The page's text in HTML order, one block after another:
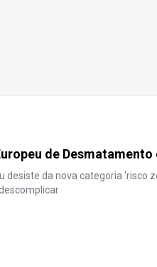
de Desmatamento
desiste da nova categoria 'risco